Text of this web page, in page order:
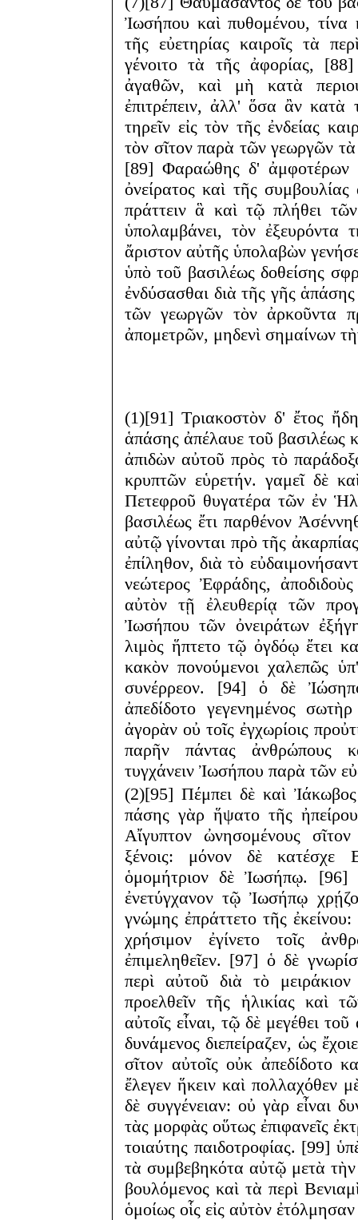
Ἰωσήπου καὶ πυθομένου, τίνα
τῆς εὐετηρίας καιροῖς τὰ
γένοιτο τὰ τῆς ἀφορίας,
ἀγαθῶν, καὶ μὴ κατὰ
ἐπιτρέπειν, ἀλλ' ὅσα ἂν
τηρεῖν εἰς τὸν τῆς ἐνδείας
τὸν σῖτον παρὰ τῶν γεωργῶν
[89] Φαραώθης δ' ἀμφοτέρων
ὀνείρατος καὶ τῆς
πράττειν ἃ καὶ τῷ πλήθει
ὑπολαμβάνει, τὸν ἐξευρόντα
ἄριστον αὐτῆς ὑπολαβὼν
ὑπὸ τοῦ βασιλέως δοθείσης
ἐνδύσασθαι διὰ τῆς γῆς
τῶν γεωργῶν τὸν ἀρκοῦντα
ἀπομετρῶν, μηδενὶ σημαίνων
(1)[91] Τριακοστὸν δ' ἔτος
ἁπάσης ἀπέλαυε τοῦ βασιλέως
ἀπιδὼν αὐτοῦ πρὸς τὸ
κρυπτῶν εὑρετήν. γαμεῖ δὲ
Πετεφροῦ θυγατέρα τῶν ἐν
βασιλέως ἔτι παρθένον
αὐτῷ γίνονται πρὸ τῆς
ἐπίληθον, διὰ τὸ
νεώτερος Ἐφράδης,
αὐτὸν τῇ ἐλευθερίᾳ τῶν
Ἰωσήπου τῶν ὀνειράτων
λιμὸς ἥπτετο τῷ ὀγδόῳ ἔτει
κακὸν πονούμενοι χαλεπῶς
συνέρρεον. [94] ὁ δὲ
ἀπεδίδοτο γεγενημένος
ἀγορὰν οὐ τοῖς ἐγχωρίοις
παρῆν πάντας ἀνθρώπους
τυγχάνειν Ἰωσήπου παρὰ τῶν
(2)[95] Πέμπει δὲ καὶ
πάσης γὰρ ἥψατο τῆς
Αἴγυπτον ὠνησομένους
ξένοις: μόνον δὲ κατέσχε
ὁμομήτριον δὲ Ἰωσήπῳ. [96]
ἐνετύγχανον τῷ Ἰωσήπῳ
γνώμης ἐπράττετο τῆς
χρήσιμον ἐγίνετο τοῖς
ἐπιμεληθεῖεν. [97] ὁ δὲ
περὶ αὐτοῦ διὰ τὸ
προελθεῖν τῆς ἡλικίας καὶ
αὐτοῖς εἶναι, τῷ δὲ μεγέθει
δυνάμενος διεπείραζεν, ὡς
σῖτον αὐτοῖς οὐκ ἀπεδίδοτο
ἔλεγεν ἥκειν καὶ πολλαχόθεν
δὲ συγγένειαν: οὐ γὰρ εἶναι
τὰς μορφὰς οὕτως ἐπιφανεῖς
τοιαύτης παιδοτροφίας. [99]
τὰ συμβεβηκότα αὐτῷ μετὰ τὴν
βουλόμενος καὶ τὰ περὶ
ὁμοίως οἷς εἰς αὐτὸν